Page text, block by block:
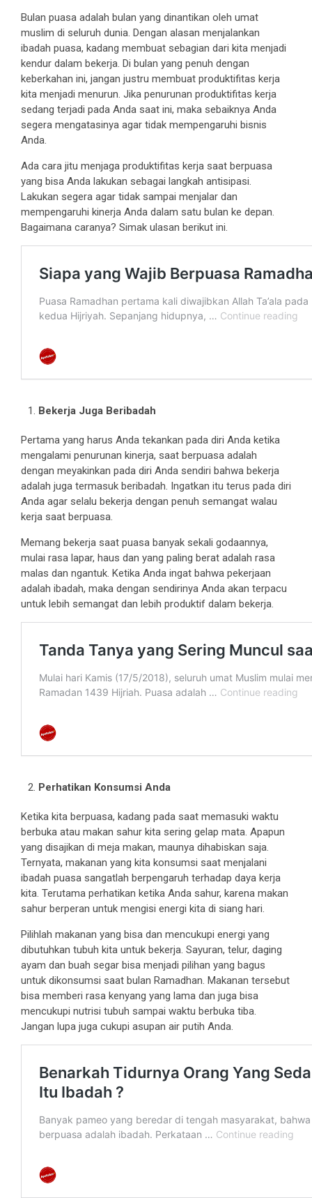
Bulan puasa adalah bulan yang dinantikan oleh umat
muslim di seluruh dunia. Dengan alasan menjalankan
ibadah puasa, kadang membuat sebagian dari kita menjadi
kendur dalam bekerja. Di bulan yang penuh dengan
keberkahan ini, jangan justru membuat produktifitas kerja
kita menjadi menurun. Jika penurunan produktifitas kerja
sedang terjadi pada Anda saat ini, maka sebaiknya Anda
segera mengatasinya agar tidak mempengaruhi bisnis
Anda.
Ada cara jitu menjaga produktifitas kerja saat berpuasa
yang bisa Anda lakukan sebagai langkah antisipasi.
Lakukan segera agar tidak sampai menjalar dan
mempengaruhi kinerja Anda dalam satu bulan ke depan.
Bagaimana caranya? Simak ulasan berikut ini.
Bekerja Juga Beribadah
Pertama yang harus Anda tekankan pada diri Anda ketika
mengalami penurunan kinerja, saat berpuasa adalah
dengan meyakinkan pada diri Anda sendiri bahwa bekerja
adalah juga termasuk beribadah. Ingatkan itu terus pada diri
Anda agar selalu bekerja dengan penuh semangat walau
kerja saat berpuasa.
Memang bekerja saat puasa banyak sekali godaannya,
mulai rasa lapar, haus dan yang paling berat adalah rasa
malas dan ngantuk. Ketika Anda ingat bahwa pekerjaan
adalah ibadah, maka dengan sendirinya Anda akan terpacu
untuk lebih semangat dan lebih produktif dalam bekerja.
Perhatikan Konsumsi Anda
Ketika kita berpuasa, kadang pada saat memasuki waktu
berbuka atau makan sahur kita sering gelap mata. Apapun
yang disajikan di meja makan, maunya dihabiskan saja.
Ternyata, makanan yang kita konsumsi saat menjalani
ibadah puasa sangatlah berpengaruh terhadap daya kerja
kita. Terutama perhatikan ketika Anda sahur, karena makan
sahur berperan untuk mengisi energi kita di siang hari.
Pilihlah makanan yang bisa dan mencukupi energi yang
dibutuhkan tubuh kita untuk bekerja. Sayuran, telur, daging
ayam dan buah segar bisa menjadi pilihan yang bagus
untuk dikonsumsi saat bulan Ramadhan. Makanan tersebut
bisa memberi rasa kenyang yang lama dan juga bisa
mencukupi nutrisi tubuh sampai waktu berbuka tiba.
Jangan lupa juga cukupi asupan air putih Anda.